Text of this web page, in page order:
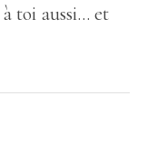
toi aussi… et